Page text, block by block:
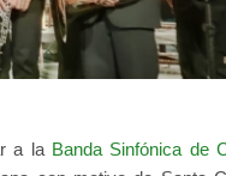
a la Banda Sinfónica de